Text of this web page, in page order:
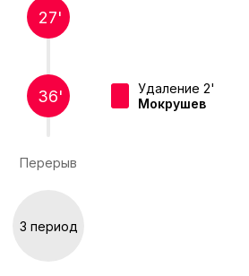
27'
36'
Удаление 2'
Мокрушев
Перерыв
3 период